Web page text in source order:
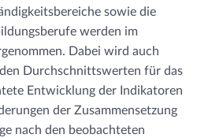
sowie die
werden im
Dabei wird auch
Durchschnittswerten für das
Entwicklung der Indikatoren
der Zusammensetzung
nach den beobachteten